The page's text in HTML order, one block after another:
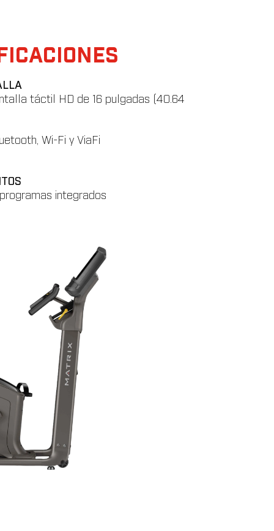
táctil HD de 16 pulgadas (40.64
Wi-Fi y ViaFi
integrados